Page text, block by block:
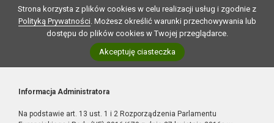
Strona korzysta z plików cookies w celu realizacji usług i zgodnie z
Polityką Prywatności. Możesz określić warunki przechowywania lub
dostępu do plików cookies w Twojej przeglądarce.
Akceptuję ciasteczka
Informacja Administratora
Na podstawie art. 13 ust. 1 i 2 Rozporządzenia Parlamentu